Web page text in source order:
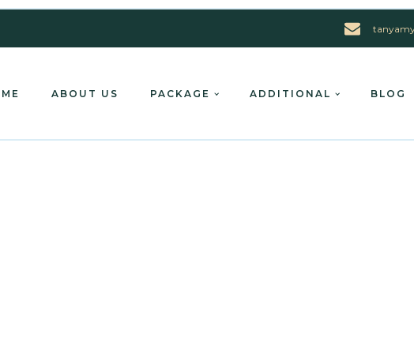
ABOUT US PACKAGE ADDITIONAL BLOG